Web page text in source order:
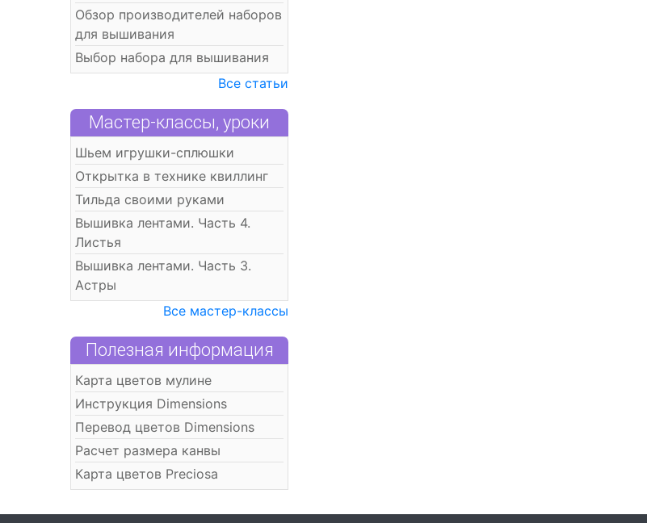
Обзор производителей наборов
для вышивания
Выбор набора для вышивания
Все статьи
Мастер-классы, уроки
Шьем игрушки-сплюшки
Открытка в технике квиллинг
Тильда своими руками
Вышивка лентами. Часть 4.
Листья
Вышивка лентами. Часть 3.
Астры
Все мастер-классы
Полезная информация
Карта цветов мулине
Инструкция Dimensions
Перевод цветов Dimensions
Расчет размера канвы
Карта цветов Preciosa